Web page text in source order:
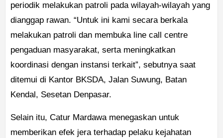
periodik melakukan patroli pada wilayah-wilayah yang
dianggap rawan. “Untuk ini kami secara berkala
melakukan patroli dan membuka line call centre
pengaduan masyarakat, serta meningkatkan
koordinasi dengan instansi terkait”, sebutnya saat
ditemui di Kantor BKSDA, Jalan Suwung, Batan
Kendal, Sesetan Denpasar.
Selain itu, Catur Mardawa menegaskan untuk
memberikan efek jera terhadap pelaku kejahatan